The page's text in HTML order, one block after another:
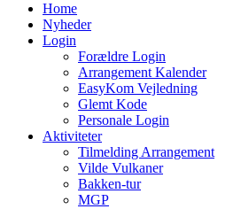
Home
Nyheder
Login
Forældre Login
Arrangement Kalender
EasyKom Vejledning
Glemt Kode
Personale Login
Aktiviteter
Tilmelding Arrangement
Vilde Vulkaner
Bakken-tur
MGP